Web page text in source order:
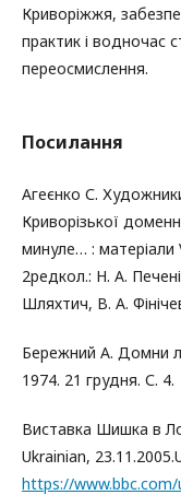
Криворіжжя,
практик і водночас
переосмислення.
Посилання
Агеєнко С.
Криворізької
минуле… : матеріали
2редкол.: Н. А.
Шляхтич, В. А.
Бережний А. Домни
1974. 21 грудня. С. 4.
Виставка Шишка в
Ukrainian,
https://